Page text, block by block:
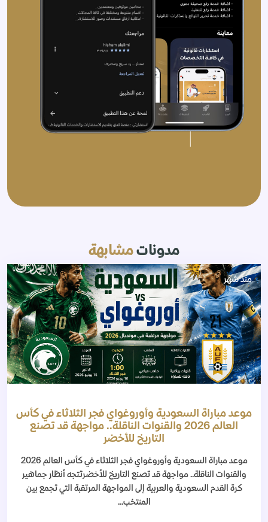
مدونات مشابهة
منذ شهر
موعد مباراة السعودية وأوروغواي فجر الثلاثاء في كأس
العالم 2026 والقنوات الناقلة.. مواجهة قد تصنع
التاريخ للأخضر
موعد مباراة السعودية وأوروغواي فجر الثلاثاء في كأس العالم 2026
والقنوات الناقلة.. مواجهة قد تصنع التاريخ للأخضرتتجه أنظار جماهير
كرة القدم السعودية والعربية إلى المواجهة المرتقبة التي تجمع بين
المنتخب...